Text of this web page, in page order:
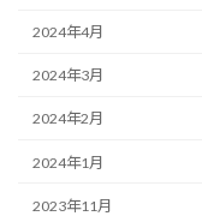
2024年4月
2024年3月
2024年2月
2024年1月
2023年11月